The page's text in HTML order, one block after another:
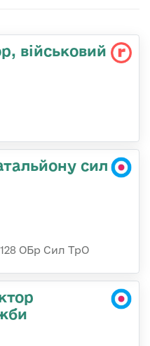
військовий
сил
ОБр Сил ТрО